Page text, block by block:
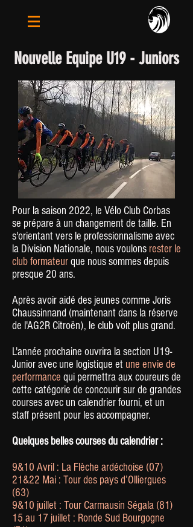
Nouvelle Equipe U19 - Juniors
Pour la saison 2022, le Vélo Club Corbas
se prépare à un changement de taille. En
s'orientant vers le professionnalisme avec
la Division Nationale, nous voulons rester le
club formateurque nous sommes depuis
presque 20 ans.
Après avoir aidé des jeunes comme Joris
Chaussinnand (maintenant dans la réserve
de l'AG2R Citroën), le club voit plus grand.
L'année prochaine ouvrira la section U19-
Junior avec une logistique et une envie de
performance qui permettra aux coureurs de
cette catégorie de concourir sur de grandes
courses avec un calendrier fourni, et un
staff présent pour les accompagner.
Quelques belles courses du calendrier :
9&10 Avril : La Flèche ardéchoise (07)
21&22 Mai : Tour des pays d’Olliergues
(63)
9&10 juillet : Tour Carmausin Ségala (81)
15 au 17 juillet : Ronde Sud Bourgogne